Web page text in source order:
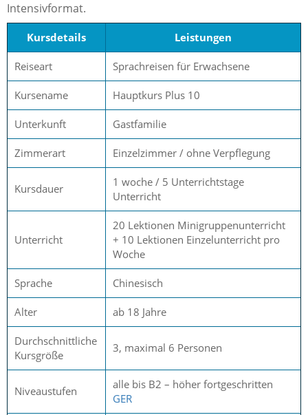
Intensivformat.
Kursdetails Leistungen
Reiseart Sprachreisen für Erwachsene
Kursename Hauptkurs Plus 10
Unterkunft Gastfamilie
Zimmerart Einzelzimmer / ohne Verpflegung
Kursdauer
1 woche / 5 Unterrichtstage
Unterricht
Unterricht
20 Lektionen Minigruppenunterricht
+ 10 Lektionen Einzelunterricht pro
Woche
Sprache Chinesisch
Alter ab 18 Jahre
Durchschnittliche
Kursgröße
3, maximal 6 Personen
Niveaustufen
alle bis B2 – höher fortgeschritten
GER